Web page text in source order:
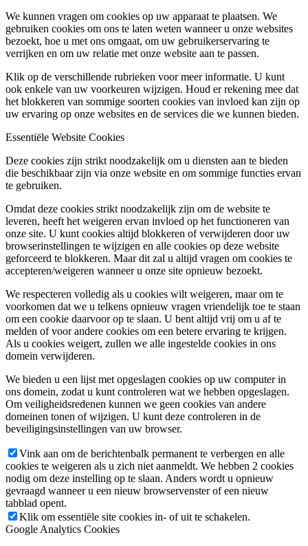
We kunnen vragen om cookies op uw apparaat te plaatsen. We
gebruiken cookies om ons te laten weten wanneer u onze websites
bezoekt, hoe u met ons omgaat, om uw gebruikerservaring te
verrijken en om uw relatie met onze website aan te passen.
Klik op de verschillende rubrieken voor meer informatie. U kunt
ook enkele van uw voorkeuren wijzigen. Houd er rekening mee dat
het blokkeren van sommige soorten cookies van invloed kan zijn op
uw ervaring op onze websites en de services die we kunnen bieden.
Essentiële Website Cookies
Deze cookies zijn strikt noodzakelijk om u diensten aan te bieden
die beschikbaar zijn via onze website en om sommige functies ervan
te gebruiken.
Omdat deze cookies strikt noodzakelijk zijn om de website te
leveren, heeft het weigeren ervan invloed op het functioneren van
onze site. U kunt cookies altijd blokkeren of verwijderen door uw
browserinstellingen te wijzigen en alle cookies op deze website
geforceerd te blokkeren. Maar dit zal u altijd vragen om cookies te
accepteren/weigeren wanneer u onze site opnieuw bezoekt.
We respecteren volledig als u cookies wilt weigeren, maar om te
voorkomen dat we u telkens opnieuw vragen vriendelijk toe te staan
om een cookie daarvoor op te slaan. U bent altijd vrij om u af te
melden of voor andere cookies om een betere ervaring te krijgen.
Als u cookies weigert, zullen we alle ingestelde cookies in ons
domein verwijderen.
We bieden u een lijst met opgeslagen cookies op uw computer in
ons domein, zodat u kunt controleren wat we hebben opgeslagen.
Om veiligheidsredenen kunnen we geen cookies van andere
domeinen tonen of wijzigen. U kunt deze controleren in de
beveiligingsinstellingen van uw browser.
Vink aan om de berichtenbalk permanent te verbergen en alle
cookies te weigeren als u zich niet aanmeldt. We hebben 2 cookies
nodig om deze instelling op te slaan. Anders wordt u opnieuw
gevraagd wanneer u een nieuw browservenster of een nieuw
tabblad opent.
Klik om essentiële site cookies in- of uit te schakelen.
Google Analytics Cookies